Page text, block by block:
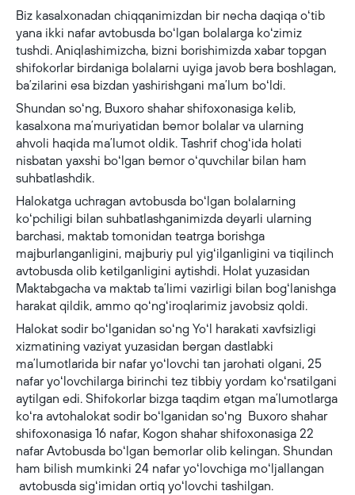
Biz kasalxonadan chiqqanimizdan bir necha daqiqa oʻtib
yana ikki nafar avtobusda boʻlgan bolalarga koʻzimiz
tushdi. Aniqlashimizcha, bizni borishimizda xabar topgan
shifokorlar birdaniga bolalarni uyiga javob bera boshlagan,
baʼzilarini esa bizdan yashirishgani maʼlum boʻldi.
Shundan soʻng, Buxoro shahar shifoxonasiga kelib,
kasalxona maʼmuriyatidan bemor bolalar va ularning
ahvoli haqida maʼlumot oldik. Tashrif chogʻida holati
nisbatan yaxshi boʻlgan bemor oʻquvchilar bilan ham
suhbatlashdik.
Halokatga uchragan avtobusda boʻlgan bolalarning
koʻpchiligi bilan suhbatlashganimizda deyarli ularning
barchasi, maktab tomonidan teatrga borishga
majburlanganligini, majburiy pul yigʻilganligini va tiqilinch
avtobusda olib ketilganligini aytishdi. Holat yuzasidan
Maktabgacha va maktab taʼlimi vazirligi bilan bogʻlanishga
harakat qildik, ammo qoʻngʻiroqlarimiz javobsiz qoldi.
Halokat sodir boʻlganidan soʻng Yoʻl harakati xavfsizligi
xizmatining vaziyat yuzasidan bergan dastlabki
maʼlumotlarida bir nafar yoʻlovchi tan jarohati olgani, 25
nafar yoʻlovchilarga birinchi tez tibbiy yordam koʻrsatilgani
aytilgan edi. Shifokorlar bizga taqdim etgan maʼlumotlarga
koʻra avtohalokat sodir boʻlganidan soʻng Buxoro shahar
shifoxonasiga 16 nafar, Kogon shahar shifoxonasiga 22
nafar Avtobusda boʻlgan bemorlar olib kelingan. Shundan
ham bilish mumkinki 24 nafar yoʻlovchiga moʻljallangan
avtobusda sigʻimidan ortiq yoʻlovchi tashilgan.